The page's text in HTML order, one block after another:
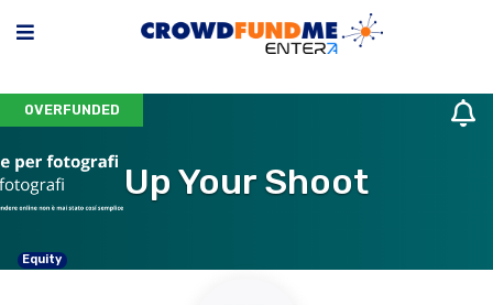
OVERFUNDED
Up Your Shoot
Equity